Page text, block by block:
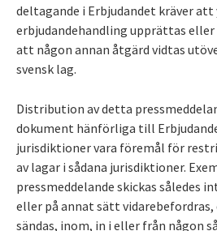
deltagande i Erbjudandet kräver
erbjudandehandling upprättas
att någon annan åtgärd vidtas
svensk lag.
Distribution av detta
dokument hänförliga till
jurisdiktioner vara föremål för
av lagar i sådana jurisdiktioner.
pressmeddelande skickas således
eller på annat sätt
sändas, inom, in i eller från någon